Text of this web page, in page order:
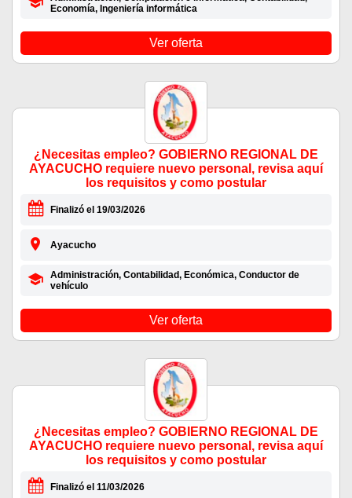
Economía, Ingeniería informática
Ver oferta
¿Necesitas empleo? GOBIERNO REGIONAL DE
AYACUCHO requiere nuevo personal, revisa aquí
los requisitos y como postular
Finalizó el 19/03/2026
Ayacucho
Administración, Contabilidad, Económica, Conductor de
vehículo
Ver oferta
¿Necesitas empleo? GOBIERNO REGIONAL DE
AYACUCHO requiere nuevo personal, revisa aquí
los requisitos y como postular
Finalizó el 11/03/2026